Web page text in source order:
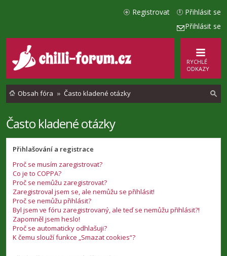
Přihlásit se
Přihlásit se
Registrovat
RYCHLÉ
ODKAZY
Obsah fóra Často kladené otázky
e
Často kladené otázky
Přihlašování a registrace
Proč se musím zaregistrovat?
Co je to COPPA?
Proč se nemůžu zaregistrovat?
Zaregistroval jsem se, ale nemůžu se přihlásit!
Proč se nemůžu přihlásit?
Byl jsem ve fóru zaregistrovaný, ale teď se nemůžu přihlásit?!
Zapomněl jsem heslo!
Proč se automaticky odhlašuji?
K čemu slouží funkce „Smazat cookies“?